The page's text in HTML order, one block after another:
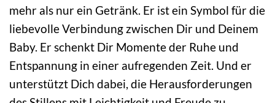
mehr als nur ein Getränk. Er ist ein Symbol für die
liebevolle Verbindung zwischen Dir und Deinem
Baby. Er schenkt Dir Momente der Ruhe und
Entspannung in einer aufregenden Zeit. Und er
unterstützt Dich dabei, die Herausforderungen